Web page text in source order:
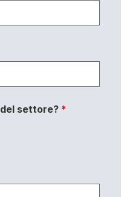
settore? *